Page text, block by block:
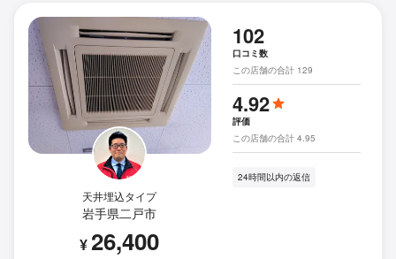
天井埋込タイプ
岩手県二戸市
¥26,400
102
口コミ数
この店舗の合計 129
4.92
評価
この店舗の合計 4.95
24時間以内の返信